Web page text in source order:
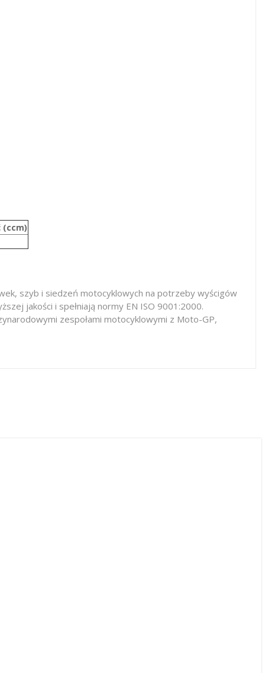
(ccm)
szyb i siedzeń motocyklowych na potrzeby wyścigów
jakości i spełniają normy EN ISO 9001:2000.
zespołami motocyklowymi z Moto-GP,